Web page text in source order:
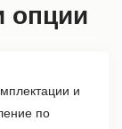
и
по